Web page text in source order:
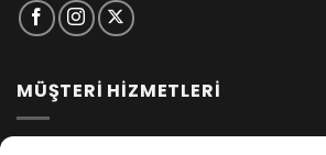
MÜŞTERİ HİZMETLERİ